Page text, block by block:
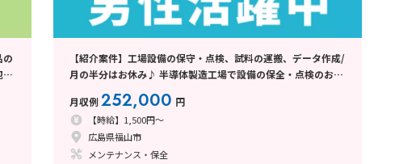
の
装
【紹介案件】工場設備の保守・点検、試料の運搬、データ作成/
月の半分はお休み♪ 半導体製造工場で設備の保全・点検のお仕
月収例252,000 円
【時給】1,500円～
広島県福山市
メンテナンス・保全